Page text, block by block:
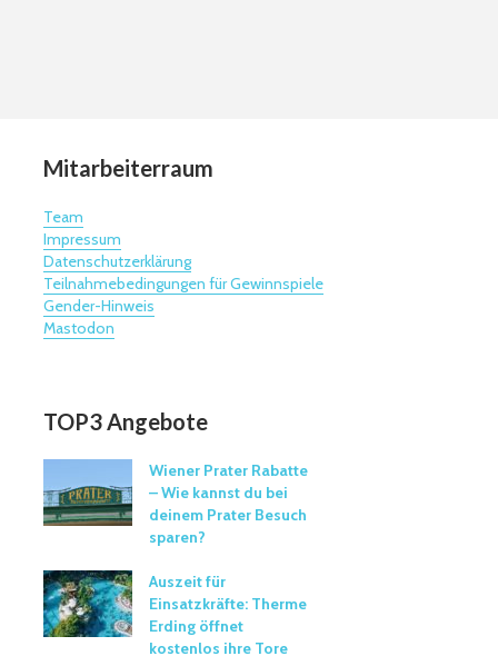
Mitarbeiterraum
Team
Impressum
Datenschutzerklärung
Teilnahmebedingungen für Gewinnspiele
Gender-Hinweis
Mastodon
TOP3 Angebote
Wiener Prater Rabatte
– Wie kannst du bei
deinem Prater Besuch
sparen?
Auszeit für
Einsatzkräfte: Therme
Erding öffnet
kostenlos ihre Tore